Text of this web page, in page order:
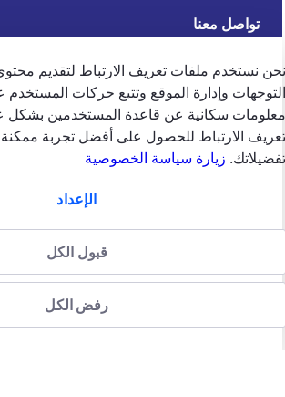
تابعنا على
وفقًا لتقييم 39686 وفقًا
تواصل معنا
نستخدم ملفات تعريف الارتباط لتقديم
وإدارة الموقع وتتبع حركات
سكانية عن قاعدة المستخدمين بشكل
الارتباط للحصول على أفضل تجربة ممكنة
زيارة سياسة الخصوصية
الإعداد
قبول الكل
رفض الكل